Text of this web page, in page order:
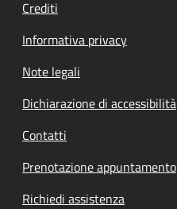
Crediti
Informativa privacy
Note legali
Dichiarazione di accessibilità
Contatti
Prenotazione appuntamento
Richiedi assistenza